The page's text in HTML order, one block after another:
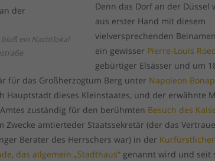
bloß ein Nachtlokal
Denn das Dorf an der Düssel
aus erster Hand mit diesem
vielversprechenden
ein gewisser Pierre-Louis
gebürtiger Elsässer und um
für das Großherzogtum Berg unter Napoleon
Hauptstadt dieses Kleinstaates, und der erwähnte
zuständig für den berühmten Besuch des
Zwecke amtierteder Staatssekretär (der das
Berater des Herrschers war) in der
das allgemein „Stadthaus“ genannt wird und seit